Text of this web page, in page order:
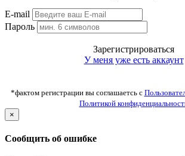
E-mail
Пароль
Зарегистрироваться
У меня уже есть аккаунт
*фактом регистрации вы соглашаетсь с
Политикой
×
Сообщить об ошибке